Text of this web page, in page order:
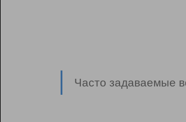
Часто задаваемые